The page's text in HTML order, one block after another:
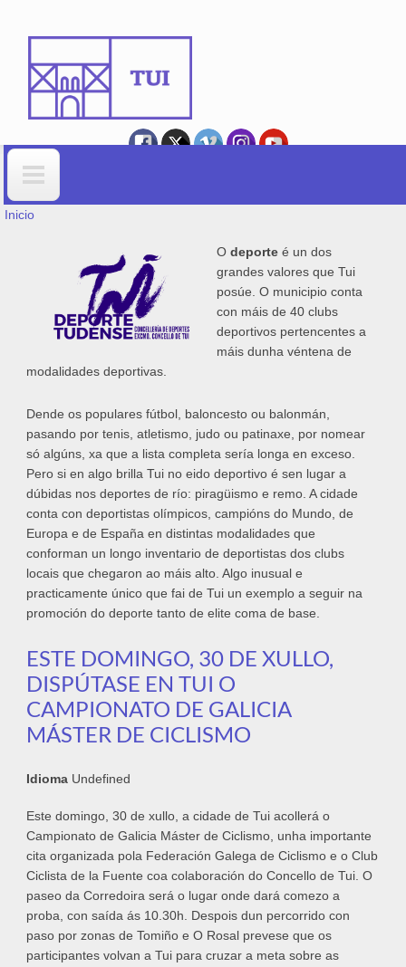
Formulario de busca
VOSTEDE ESTÁ AQUÍ
Inicio
Odeporteé un dos
grandes valores que Tui
posúe. O municipio conta
con máis de 40 clubs
deportivos pertencentes a
máis dunha véntena de
modalidades deportivas.
Dende os populares fútbol, baloncesto ou balonmán,
pasando por tenis, atletismo, judo ou patinaxe, por nomear
só algúns, xa que a lista completa sería longa en exceso.
Pero si en algo brilla Tui no eido deportivo é sen lugar a
dúbidas nos deportes de río: piragüismo e remo. A cidade
conta con deportistas olímpicos, campións do Mundo, de
Europa e de España en distintas modalidades que
conforman un longo inventario de deportistas dos clubs
locais que chegaron ao máis alto. Algo inusual e
practicamente único que fai de Tui un exemplo a seguir na
promoción do deporte tanto de elite coma de base.
ESTE DOMINGO, 30 DE XULLO,
DISPÚTASE EN TUI O
CAMPIONATO DE GALICIA
MÁSTER DE CICLISMO
Idioma Undefined
Este domingo, 30 de xullo, a cidade de Tui acollerá o
Campionato de Galicia Máster de Ciclismo, unha importante
cita organizada pola Federación Galega de Ciclismo e o Club
Ciclista de la Fuente coa colaboración do Concello de Tui. O
paseo da Corredoira será o lugar onde dará comezo a
proba, con saída ás 10.30h. Despois dun percorrido con
paso por zonas de Tomiño e O Rosal prevese que os
participantes volvan a Tui para cruzar a meta sobre as